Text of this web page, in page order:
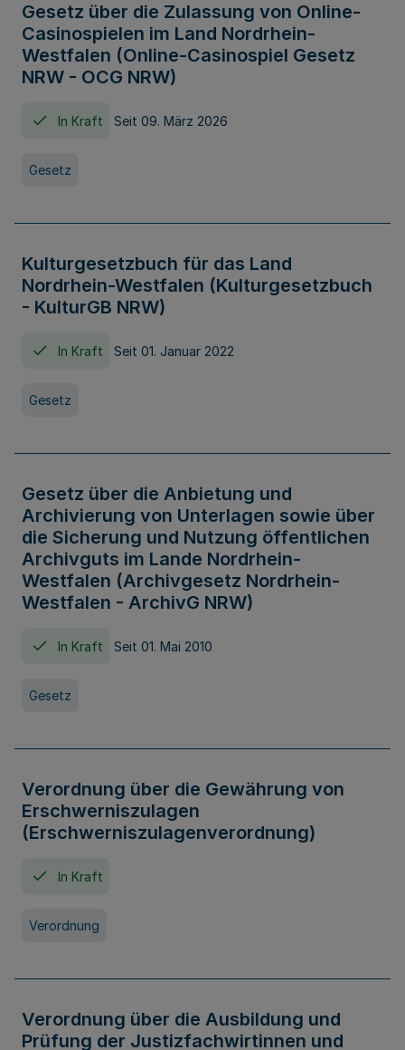
Gesetz über die Zulassung von Online-
Casinospielen im Land Nordrhein-
Westfalen (Online-Casinospiel Gesetz
NRW - OCG NRW)
In Kraft Seit 09. März 2026
Gesetz
Kulturgesetzbuch für das Land
Nordrhein-Westfalen (Kulturgesetzbuch
- KulturGB NRW)
In Kraft Seit 01. Januar 2022
Gesetz
Gesetz über die Anbietung und
Archivierung von Unterlagen sowie über
die Sicherung und Nutzung öffentlichen
Archivguts im Lande Nordrhein-
Westfalen (Archivgesetz Nordrhein-
Westfalen - ArchivG NRW)
In Kraft Seit 01. Mai 2010
Gesetz
Verordnung über die Gewährung von
Erschwerniszulagen
(Erschwerniszulagenverordnung)
In Kraft
Verordnung
Verordnung über die Ausbildung und
Prüfung der Justizfachwirtinnen und